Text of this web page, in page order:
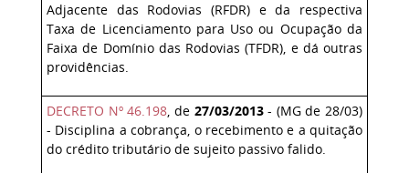
Adjacente das Rodovias (RFDR) e da respectiva
Taxa de Licenciamento para Uso ou Ocupação da
Faixa de Domínio das Rodovias (TFDR), e dá outras
providências.
DECRETO Nº 46.198, de 27/03/2013- (MG de 28/03)
- Disciplina a cobrança, o recebimento e a quitação
do crédito tributário de sujeito passivo falido.